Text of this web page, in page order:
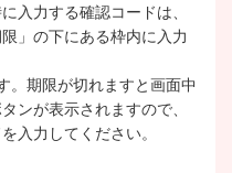
入力する確認コードは、
」の下にある枠内に入力
。期限が切れますと画面中
ンが表示されますので、
入力してください。